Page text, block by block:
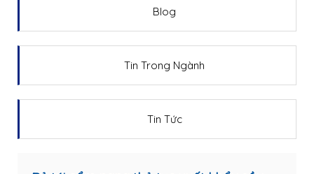
Blog
Tin Trong Ngành
Tin Tức